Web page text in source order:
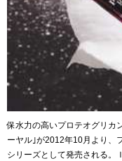
保水力の高いプロテオグリカ
ーヤル｣が2012年10月より、
シリーズとして発売される。